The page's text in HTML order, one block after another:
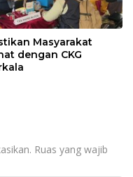
Masyarakat
dengan CKG
Ruas yang wajib